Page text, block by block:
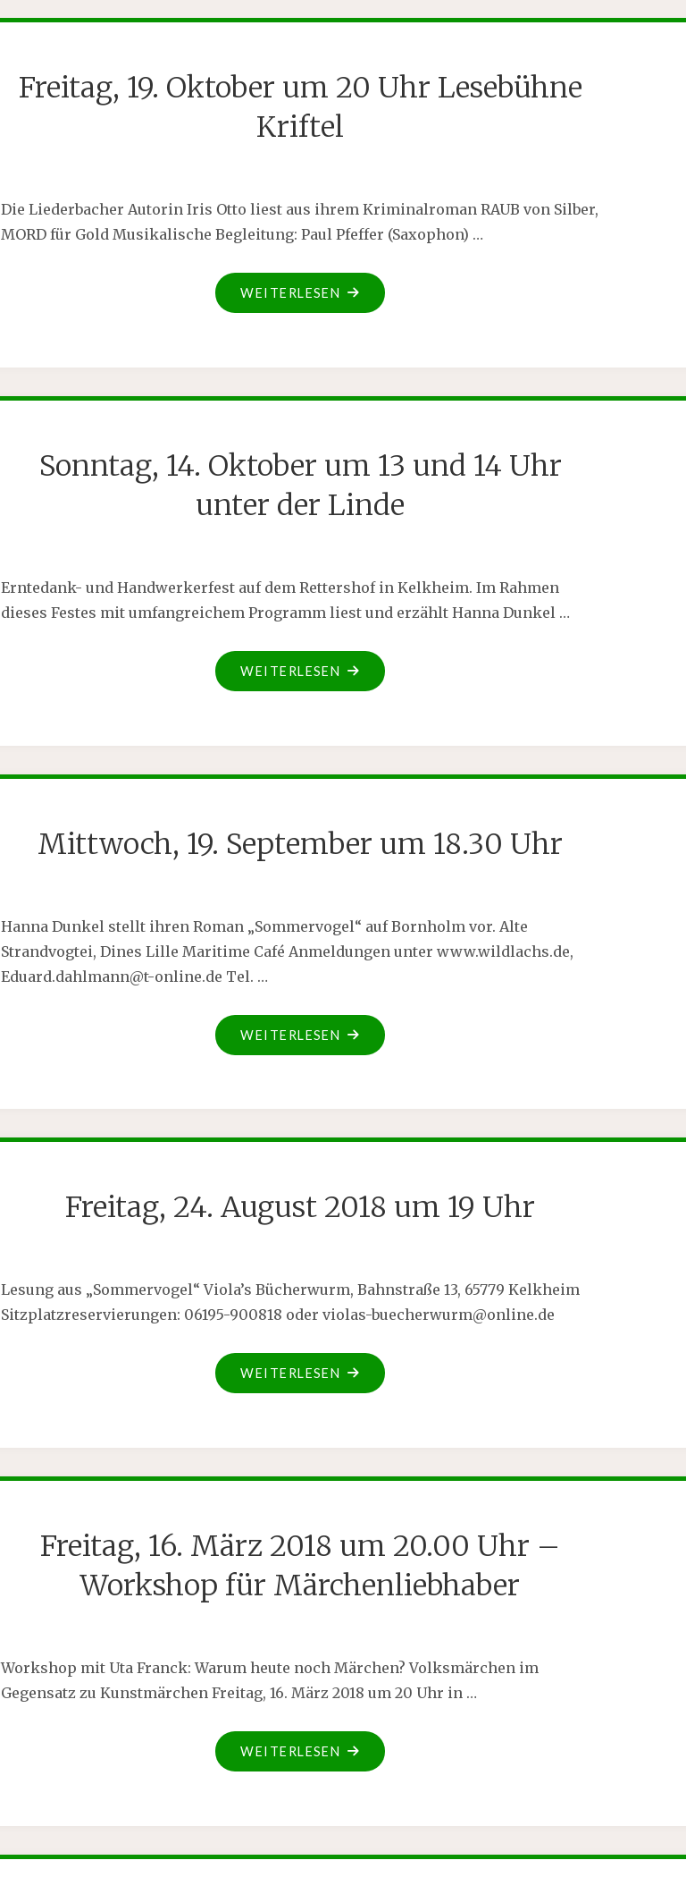
Freitag, 19. Oktober um 20 Uhr Lesebühne
Kriftel
Die Liederbacher Autorin Iris Otto liest aus ihrem Kriminalroman RAUB von Silber,
MORD für Gold Musikalische Begleitung: Paul Pfeffer (Saxophon) …
WEITERLESEN
Sonntag, 14. Oktober um 13 und 14 Uhr
unter der Linde
Erntedank- und Handwerkerfest auf dem Rettershof in Kelkheim. Im Rahmen
dieses Festes mit umfangreichem Programm liest und erzählt Hanna Dunkel …
WEITERLESEN
Mittwoch, 19. September um 18.30 Uhr
Hanna Dunkel stellt ihren Roman „Sommervogel“ auf Bornholm vor. Alte
Strandvogtei, Dines Lille Maritime Café Anmeldungen unter www.wildlachs.de,
Eduard.dahlmann@t-online.de Tel. …
WEITERLESEN
Freitag, 24. August 2018 um 19 Uhr
Lesung aus „Sommervogel“ Viola’s Bücherwurm, Bahnstraße 13, 65779 Kelkheim
Sitzplatzreservierungen: 06195-900818 oderviolas-buecherwurm@online.de
WEITERLESEN
Freitag, 16. März 2018 um 20.00 Uhr –
Workshop für Märchenliebhaber
Workshop mit Uta Franck: Warum heute noch Märchen? Volksmärchen im
Gegensatz zu Kunstmärchen Freitag, 16. März 2018 um 20 Uhr in …
WEITERLESEN